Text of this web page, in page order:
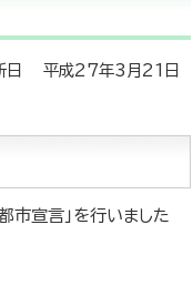
日 平成27年3月21日
市宣言」を行いました